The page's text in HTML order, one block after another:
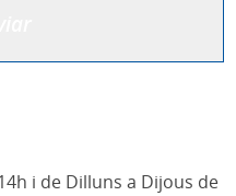
i de Dilluns a Dijous de